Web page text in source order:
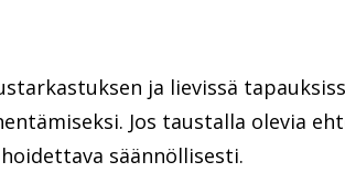
ja lievissä
Jos taustalla olevia
säännöllisesti.